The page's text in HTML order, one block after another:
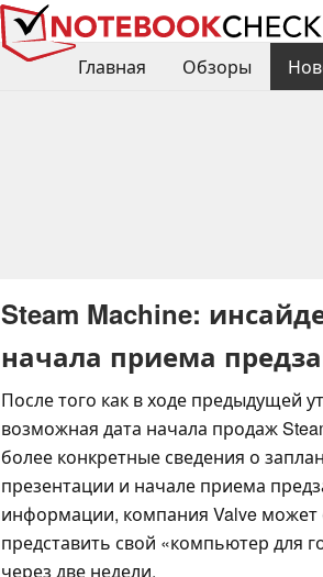
Главная
Обзоры
Steam Machine:
начала приема
После того как в ходе предыдущей
возможная дата начала продаж
более конкретные сведения о
презентации и начале приема
информации, компания Valve
представить свой «компьютер для
через две недели.